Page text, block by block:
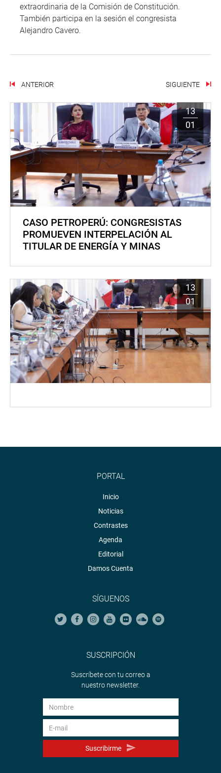
extraordinaria de la Comisión de Constitución.
También participa en la sesión el congresista
Alejandro Cavero.
ANTERIOR SIGUIENTE
13
01
CASO PETROPERÚ: CONGRESISTAS
PROMUEVEN INTERPELACIÓN AL
TITULAR DE ENERGÍA Y MINAS
13
01
PORTAL
Inicio
Noticias
Contrastes
Agenda
Editorial
Damos Cuenta
SÍGUENOS
SUSCRIPCIÓN
Suscríbete con tu correo a
nuestro newsletter.
Suscribirme